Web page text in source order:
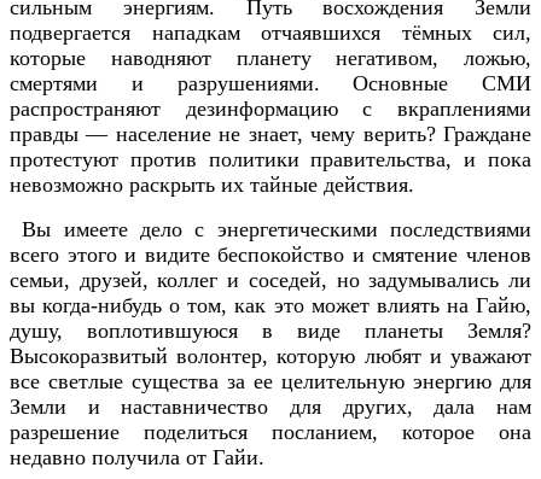
сильным энергиям. Путь восхождения Земли
подвергается нападкам отчаявшихся тёмных сил,
которые наводняют планету негативом, ложью,
смертями и разрушениями. Основные СМИ
распространяют дезинформацию с вкраплениями
правды — население не знает, чему верить? Граждане
протестуют против политики правительства, и пока
невозможно раскрыть их тайные действия.
Вы имеете дело с энергетическими последствиями
всего этого и видите беспокойство и смятение членов
семьи, друзей, коллег и соседей, но задумывались ли
вы когда-нибудь о том, как это может влиять на Гайю,
душу, воплотившуюся в виде планеты Земля?
Высокоразвитый волонтер, которую любят и уважают
все светлые существа за ее целительную энергию для
Земли и наставничество для других, дала нам
разрешение поделиться посланием, которое она
недавно получила от Гайи.